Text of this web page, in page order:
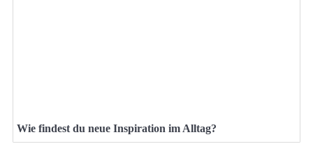
Wie findest du neue Inspiration im Alltag?